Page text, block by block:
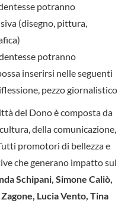
potranno
(disegno, pittura,
potranno
inserirsi nelle seguenti
pezzo giornalistico
del Dono è composta da
della comunicazione,
promotori di bellezza e
che generano impatto sul
Schipani, Simone Caliò,
Lucia Vento, Tina